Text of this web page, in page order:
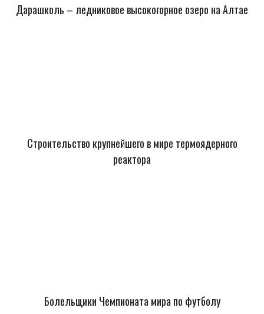
Дарашколь – ледниковое высокогорное озеро на Алтае
Строительство крупнейшего в мире термоядерного
реактора
Болельщики Чемпионата мира по футболу